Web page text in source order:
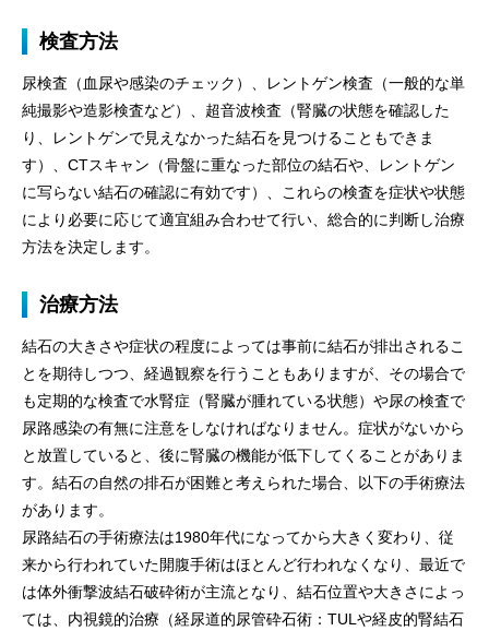
検査方法
尿検査（血尿や感染のチェック）、レントゲン検査（一般的な単
純撮影や造影検査など）、超音波検査（腎臓の状態を確認した
り、レントゲンで見えなかった結石を見つけることもできま
す）、CTスキャン（骨盤に重なった部位の結石や、レントゲン
に写らない結石の確認に有効です）、これらの検査を症状や状態
により必要に応じて適宜組み合わせて行い、総合的に判断し治療
方法を決定します。
治療方法
結石の大きさや症状の程度によっては事前に結石が排出されるこ
とを期待しつつ、経過観察を行うこともありますが、その場合で
も定期的な検査で水腎症（腎臓が腫れている状態）や尿の検査で
尿路感染の有無に注意をしなければなりません。症状がないから
と放置していると、後に腎臓の機能が低下してくることがありま
す。結石の自然の排石が困難と考えられた場合、以下の手術療法
があります。
尿路結石の手術療法は1980年代になってから大きく変わり、従
来から行われていた開腹手術はほとんど行われなくなり、最近で
は体外衝撃波結石破砕術が主流となり、結石位置や大きさによっ
ては、内視鏡的治療（経尿道的尿管砕石術：TULや経皮的腎結石